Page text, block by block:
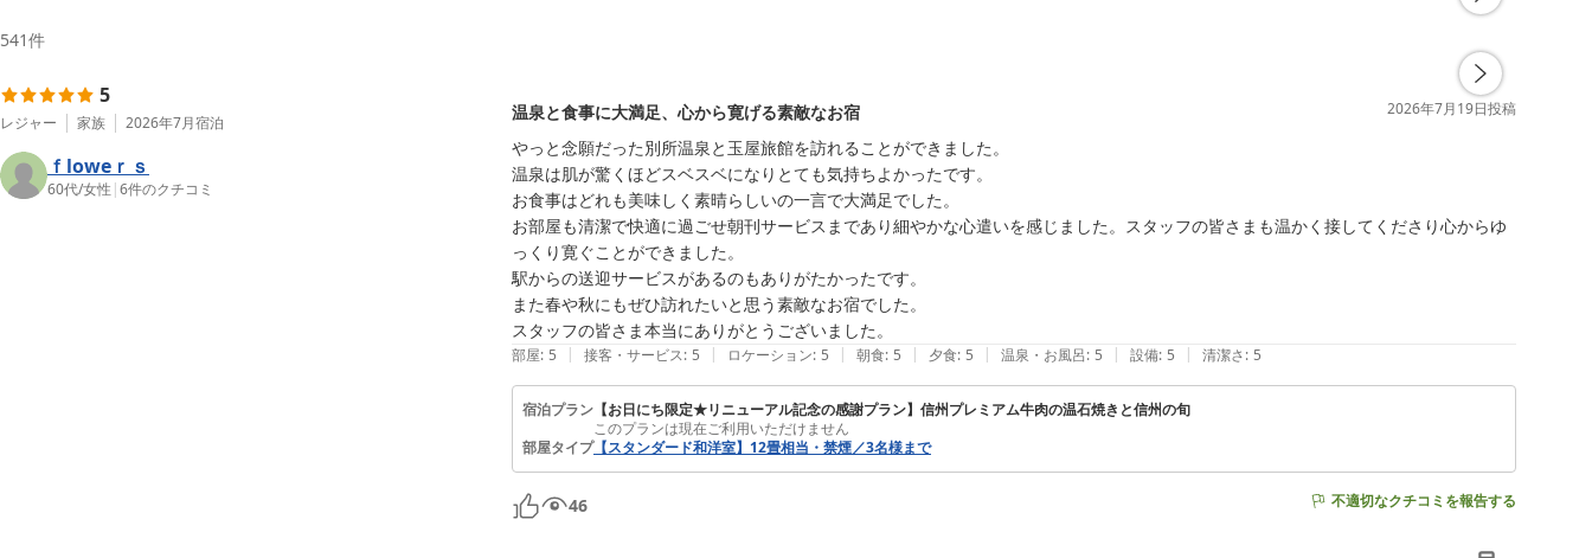
541件
5
レジャー 家族 2026年7月宿泊
ｆloweｒｓ
60代/女性 |6件のクチコミ
温泉と食事に大満足、心から寛げる素敵なお宿 2026年7月19日投稿
やっと念願だった別所温泉と玉屋旅館を訪れることができました。
温泉は肌が驚くほどスベスベになりとても気持ちよかったです。
お食事はどれも美味しく素晴らしいの一言で大満足でした。
お部屋も清潔で快適に過ごせ朝刊サービスまであり細やかな心遣いを感じました。スタッフの皆さまも温かく接してくださり心からゆ
っくり寛ぐことができました。
駅からの送迎サービスがあるのもありがたかったです。
また春や秋にもぜひ訪れたいと思う素敵なお宿でした。
スタッフの皆さま本当にありがとうございました。
部屋: 5 | 接客・サービス: 5 | ロケーション: 5 | 朝食: 5 | 夕食: 5 | 温泉・お風呂: 5 | 設備: 5 | 清潔さ: 5
宿泊プラン 【お日にち限定★リニューアル記念の感謝プラン】信州プレミアム牛肉の温石焼きと信州の旬
このプランは現在ご利用いただけません
部屋タイプ【スタンダード和洋室】12畳相当・禁煙／3名様まで
46 不適切なクチコミを報告する